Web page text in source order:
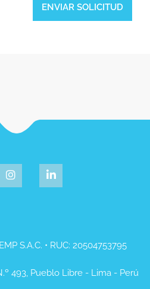
S.A.C. • RUC: 20504753795
493, Pueblo Libre - Lima - Perú